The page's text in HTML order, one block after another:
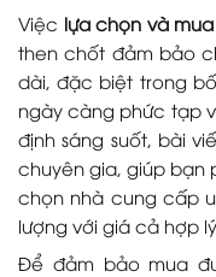
Việc lựa chọn và
then chốt đảm bảo
dài, đặc biệt trong
ngày càng phức tạp
định sáng suốt, bài
chuyên gia, giúp bạn
chọn nhà cung cấp
lượng với giá cả hợp
Để đảm bảo mua